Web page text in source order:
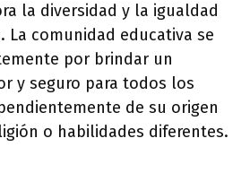
la diversidad y la igualdad
La comunidad educativa se
por brindar un
y seguro para todos los
de su origen
o habilidades diferentes.